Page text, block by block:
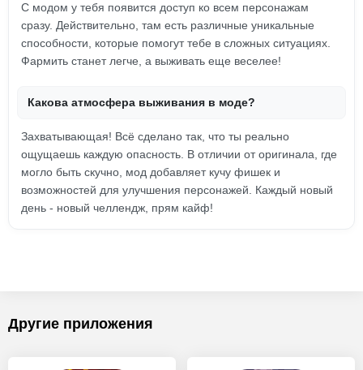
С модом у тебя появится доступ ко всем персонажам
сразу. Действительно, там есть различные уникальные
способности, которые помогут тебе в сложных ситуациях.
Фармить станет легче, а выживать еще веселее!
Какова атмосфера выживания в моде?
Захватывающая! Всё сделано так, что ты реально
ощущаешь каждую опасность. В отличии от оригинала, где
могло быть скучно, мод добавляет кучу фишек и
возможностей для улучшения персонажей. Каждый новый
день - новый челлендж, прям кайф!
Другие приложения